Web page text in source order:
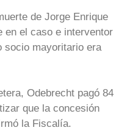
de Jorge Enrique
en el caso e interventor
socio mayoritario era
Odebrecht pagó 84
que la concesión
la Fiscalía.